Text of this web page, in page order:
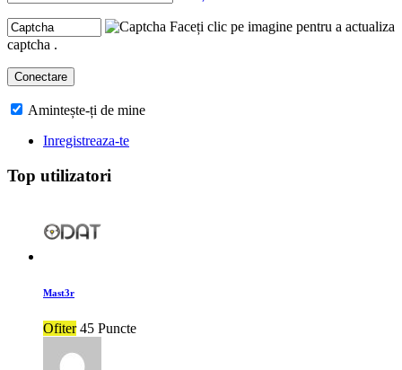
Faceți clic pe imagine pentru a actualiza
captcha .
Amintește-ți de mine
Inregistreaza-te
Top utilizatori
Mast3r
Ofiter 45 Puncte